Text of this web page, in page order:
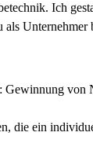
Ich
: Gewinnung von
die ein